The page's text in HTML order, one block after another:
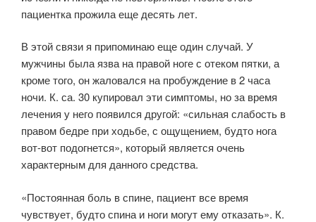
пациентка прожила еще десять лет.
В этой связи я припоминаю еще один случай. У
мужчины была язва на правой ноге с отеком пятки, а
кроме того, он жаловался на пробуждение в 2 часа
ночи. К. са. 30 купировал эти симптомы, но за время
лечения у него появился другой: «сильная слабость в
правом бедре при ходьбе, с ощущением, будто нога
вот-вот подогнется», который является очень
характерным для данного средства.
«Постоянная боль в спине, пациент все время
чувствует, будто спина и ноги могут ему отказать». К.